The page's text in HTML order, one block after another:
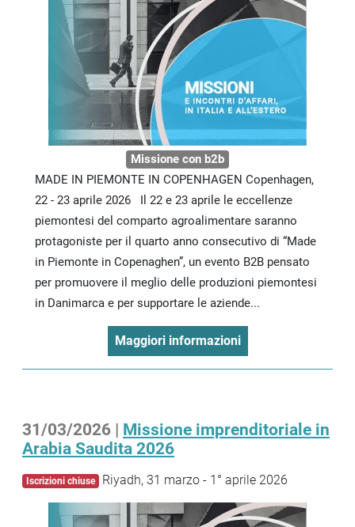
Missione con b2b
MADE IN PIEMONTE IN COPENHAGEN Copenhagen,
22 - 23 aprile 2026 Il 22 e 23 aprile le eccellenze
piemontesi del comparto agroalimentare saranno
protagoniste per il quarto anno consecutivo di “Made
in Piemonte in Copenaghen”, un evento B2B pensato
per promuovere il meglio delle produzioni piemontesi
in Danimarca e per supportare le aziende...
Maggiori informazioni
31/03/2026 | Missione imprenditoriale in
Arabia Saudita 2026
Iscrizioni chiuse Riyadh, 31 marzo - 1° aprile 2026